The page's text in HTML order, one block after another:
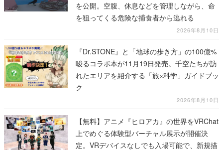
を公開。空腹、休息などを管理しながら、命
を狙ってくる危険な捕食者から逃れる
2026年8月10日
『Dr.STONE』と「地球の歩き方」の100億%
唆るコラボ本が11月19日発売。千空たちが訪
れたエリアを紹介する「旅×科学」ガイドブッ
ク
2026年8月10日
【無料】アニメ『ヒロアカ』の世界をVRChat
上でめぐる体験型バーチャル展示が開催決
定。VRデバイスなしでも入場可能で、新規描